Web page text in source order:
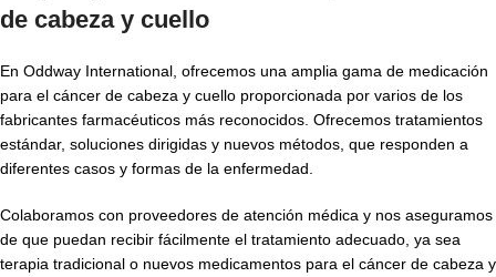
de cabeza y cuello
En Oddway International, ofrecemos una amplia gama de medicación
para el cáncer de cabeza y cuello proporcionada por varios de los
fabricantes farmacéuticos más reconocidos. Ofrecemos tratamientos
estándar, soluciones dirigidas y nuevos métodos, que responden a
diferentes casos y formas de la enfermedad.
Colaboramos con proveedores de atención médica y nos aseguramos
de que puedan recibir fácilmente el tratamiento adecuado, ya sea
terapia tradicional o nuevos medicamentos para el cáncer de cabeza y